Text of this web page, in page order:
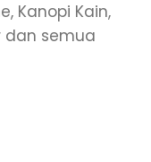
Kanopi Kain,
dan semua